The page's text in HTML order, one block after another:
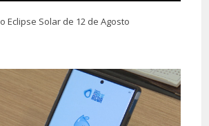
Eclipse Solar de 12 de Agosto